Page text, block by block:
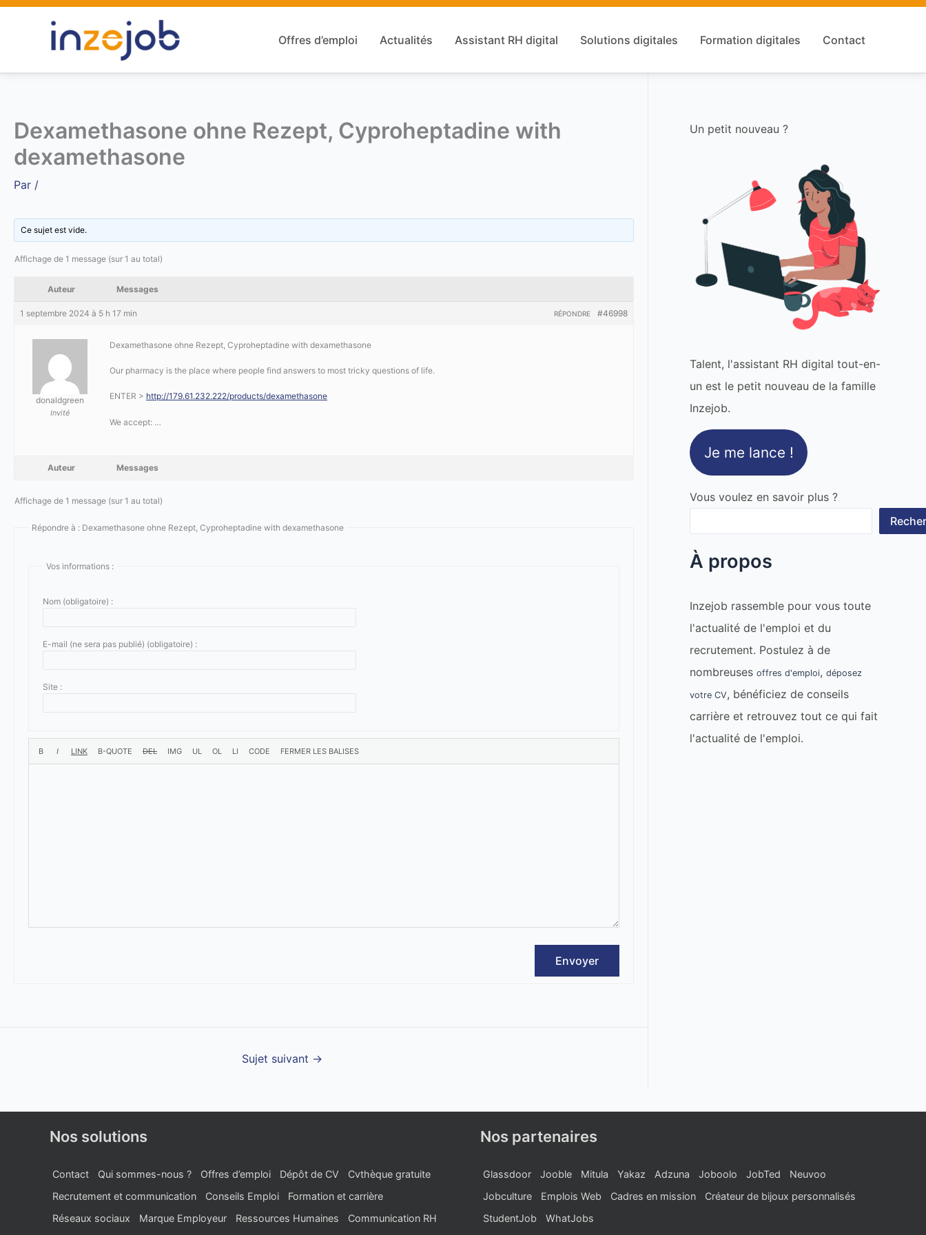
Aller
Offres d’emploi Actualités Assistant RH digital Solutions digitales Formation digitales Contact
Dexamethasone ohne Rezept, Cyproheptadine with
dexamethasone
Par /
Ce sujet est vide.
Affichage de 1 message (sur 1 au total)
Auteur Messages
1 septembre 2024 à 5 h 17 min #46998
RÉPONDRE
donaldgreen
Invité
Dexamethasone ohne Rezept, Cyproheptadine with dexamethasone
Our pharmacy is the place where people find answers to most tricky questions of life.
ENTER > http://179.61.232.222/products/dexamethasone
We accept: …
Auteur Messages
Affichage de 1 message (sur 1 au total)
Répondre à : Dexamethasone ohne Rezept, Cyproheptadine with dexamethasone
Vos informations :
Nom (obligatoire) :
E-mail (ne sera pas publié) (obligatoire) :
Site :
Envoyer
Sujet suivant →
Un petit nouveau ?
Talent, l'assistant RH digital tout-en-
un est le petit nouveau de la famille
Inzejob.
Je me lance !
Vous voulez en savoir plus ?
À propos
Inzejob rassemble pour vous toute
l'actualité de l'emploi et du
recrutement. Postulez à de
nombreuses offres d'emploi, déposez
votre CV, bénéficiez de conseils
carrière et retrouvez tout ce qui fait
l'actualité de l'emploi.
Nos solutions
Contact Qui sommes-nous ? Offres d’emploi Dépôt de CV
Cvthèque gratuite
Recrutement et communication
Conseils Emploi
Formation et carrière
Réseaux sociaux
Marque Employeur Ressources Humaines
Communication RH
Nos partenaires
Glassdoor Jooble Mitula Yakaz Adzuna Joboolo JobTed
Neuvoo
Jobculture
Emplois Web Cadres en mission
Créateur de bijoux personnalisés
StudentJob
WhatJobs